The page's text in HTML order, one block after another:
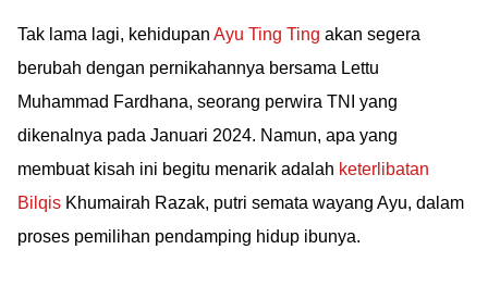
Tak lama lagi, kehidupan Ayu Ting Ting akan segera
berubah dengan pernikahannya bersama Lettu
Muhammad Fardhana, seorang perwira TNI yang
dikenalnya pada Januari 2024. Namun, apa yang
membuat kisah ini begitu menarik adalah keterlibatan
Bilqis Khumairah Razak, putri semata wayang Ayu, dalam
proses pemilihan pendamping hidup ibunya.